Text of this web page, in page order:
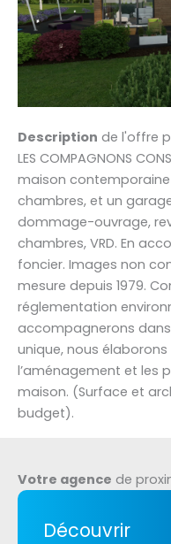
Description de l'offre
LES COMPAGNONS
maison
chambres, et un
dommage-ouvrage,
chambres, VRD. En
foncier. Images non
mesure depuis 1979.
réglementation
accompagnerons
unique, nous
l’aménagement et les
maison. (Surface et
budget).
Votre agence de
Découvrir